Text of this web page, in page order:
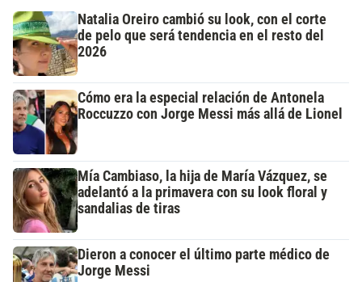
Natalia Oreiro cambió su look, con el corte
de pelo que será tendencia en el resto del
2026
Cómo era la especial relación de Antonela
Roccuzzo con Jorge Messi más allá de Lionel
Mía Cambiaso, la hija de María Vázquez, se
adelantó a la primavera con su look floral y
sandalias de tiras
Dieron a conocer el último parte médico de
Jorge Messi